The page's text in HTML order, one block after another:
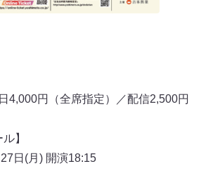
4,000円（全席指定）／配信2,500円
】
日(月) 開演18:15